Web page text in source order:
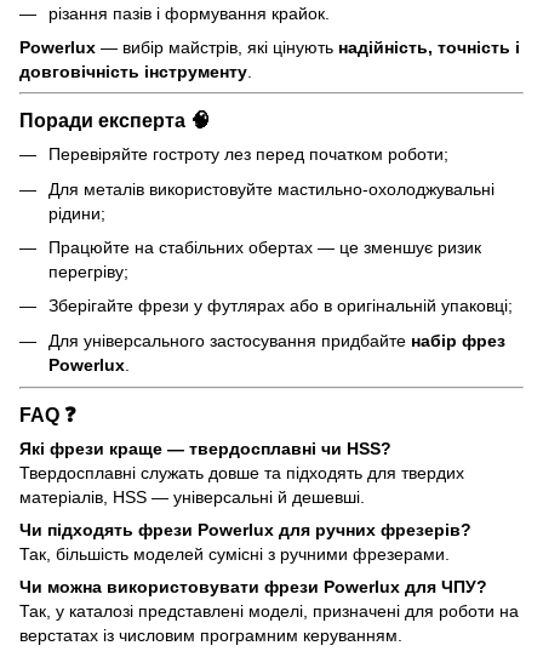
різання пазів і формування крайок.
Powerlux — вибір майстрів, які цінують надійність, точність і
довговічність інструменту.
Поради експерта 🧠
Перевіряйте гостроту лез перед початком роботи;
Для металів використовуйте мастильно-охолоджувальні
рідини;
Працюйте на стабільних обертах — це зменшує ризик
перегріву;
Зберігайте фрези у футлярах або в оригінальній упаковці;
Для універсального застосування придбайте набір фрез
Powerlux
FAQ ❓
Які фрези краще — твердосплавні чи HSS?
Твердосплавні служать довше та підходять для твердих
матеріалів, HSS — універсальні й дешевші.
Чи підходять фрези Powerlux для ручних фрезерів?
Так, більшість моделей сумісні з ручними фрезерами.
Чи можна використовувати фрези Powerlux для ЧПУ?
Так, у каталозі представлені моделі, призначені для роботи на
верстатах із числовим програмним керуванням.